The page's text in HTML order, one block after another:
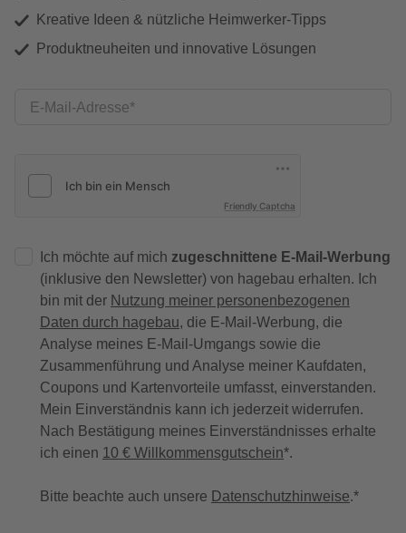
Kreative Ideen & nützliche Heimwerker-Tipps
Produktneuheiten und innovative Lösungen
E-Mail-Adresse
Friendly Captcha
Ich möchte auf mich zugeschnittene E-Mail-Werbung
(inklusive den Newsletter) von hagebau erhalten. Ich
bin mit der Nutzung meiner personenbezogenen
Daten durch hagebau, die E-Mail-Werbung, die
Analyse meines E-Mail-Umgangs sowie die
Zusammenführung und Analyse meiner Kaufdaten,
Coupons und Kartenvorteile umfasst, einverstanden.
Mein Einverständnis kann ich jederzeit widerrufen.
Nach Bestätigung meines Einverständnisses erhalte
ich einen 10 € Willkommensgutschein*.
Bitte beachte auch unsere Datenschutzhinweise.